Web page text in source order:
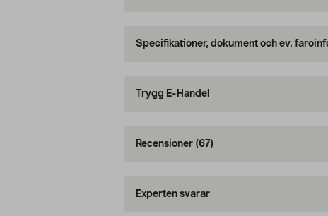
Specifikationer, dokument och ev.
Trygg E-Handel
Recensioner (67)
Experten svarar